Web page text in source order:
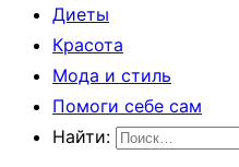
Диеты
Красота
Мода и стиль
Помоги себе сам
Найти: